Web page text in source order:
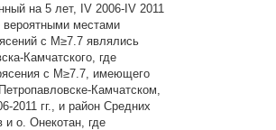
на 5 лет, IV 2006-IV 2011
вероятными местами
с М≥7.7 являлись
Камчатского, где
с М≥7.7, имеющего
Камчатском,
2011 гг., и район Средних
и о. Онекотан, где